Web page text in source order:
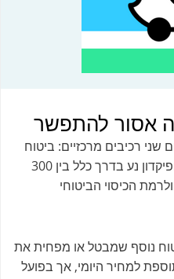
אסור להתפשר
רכיבים מרכזיים: ביטוח
בסיסי ופיקדון בכרטיס אשראי. הפיקדון נע בדרך כלל בין 300
ולרמת הכיסוי הביטוחי
נוסף שמבטל או מפחית את
למחיר היומי, אך בפועל